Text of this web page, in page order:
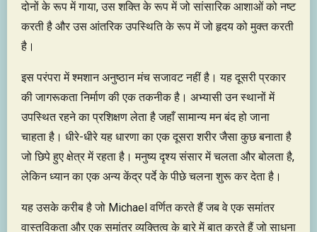
दोनों के रूप में गाया, उस शक्ति के रूप में जो सांसारिक आशाओं को नष्ट
करती है और उस आंतरिक उपस्थिति के रूप में जो हृदय को मुक्त करती
है।
इस परंपरा में श्मशान अनुष्ठान मंच सजावट नहीं है। यह दूसरी प्रकार
की जागरूकता निर्माण की एक तकनीक है। अभ्यासी उन स्थानों में
उपस्थित रहने का प्रशिक्षण लेता है जहाँ सामान्य मन बंद हो जाना
चाहता है। धीरे-धीरे यह धारणा का एक दूसरा शरीर जैसा कुछ बनाता है
जो छिपे हुए क्षेत्र में रहता है। मनुष्य दृश्य संसार में चलता और बोलता है,
लेकिन ध्यान का एक अन्य केंद्र पर्दे के पीछे चलना शुरू कर देता है।
यह उसके करीब है जो Michael वर्णित करते हैं जब वे एक समांतर
वास्तविकता और एक समांतर व्यक्तित्व के बारे में बात करते हैं जो साधना